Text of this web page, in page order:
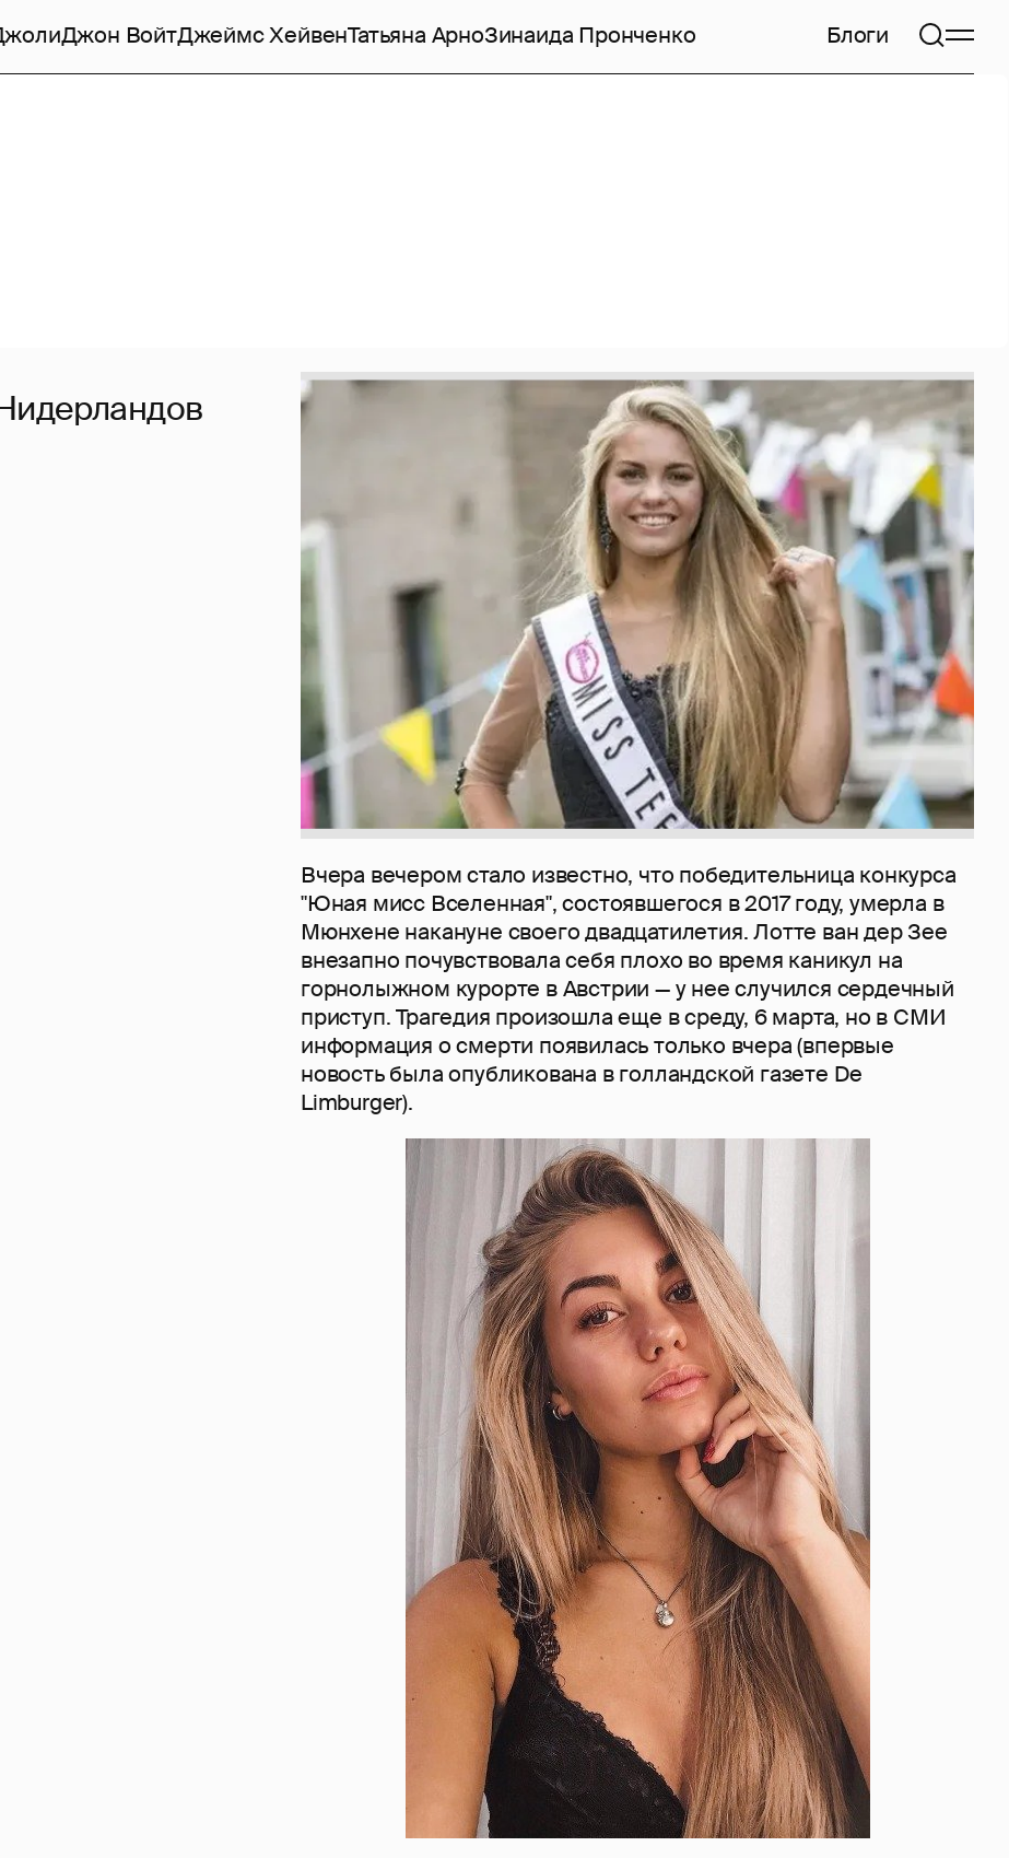
Джон ВойтДжеймс ХейвенТатьяна АрноЗинаида Пронченко Блоги
Вчера вечером стало известно, что победительница конкурса
"Юная мисс Вселенная", состоявшегося в 2017 году, умерла в
Мюнхене накануне своего двадцатилетия. Лотте ван дер Зее
внезапно почувствовала себя плохо во время каникул на
горнолыжном курорте в Австрии — у нее случился сердечный
приступ. Трагедия произошла еще в среду, 6 марта, но в СМИ
информация о смерти появилась только вчера (впервые
новость была опубликована в голландской газете De
Limburger).